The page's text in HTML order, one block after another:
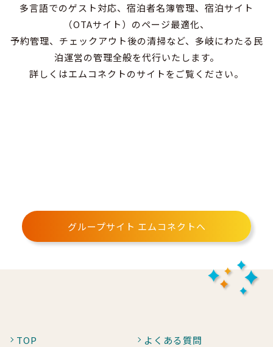
多言語でのゲスト対応、宿泊者名簿管理、宿泊サイト
（OTAサイト）のページ最適化、
予約管理、チェックアウト後の清掃など、多岐にわたる民
泊運営の管理全般を代行いたします。
詳しくはエムコネクトのサイトをご覧ください。
グループサイト エムコネクトへ
TOP
よくある質問